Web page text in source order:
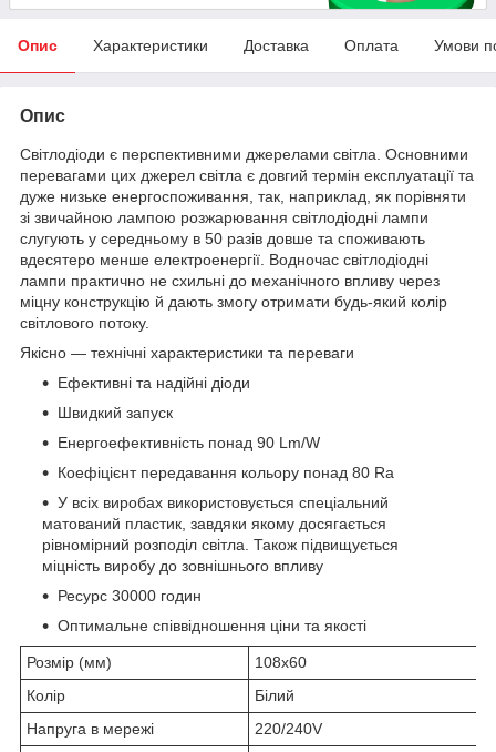
Опис Характеристики Доставка Оплата Умови
Опис
Світлодіоди є перспективними джерелами світла. Основними
перевагами цих джерел світла є довгий термін експлуатації та
дуже низьке енергоспоживання, так, наприклад, як порівняти
зі звичайною лампою розжарювання світлодіодні лампи
слугують у середньому в 50 разів довше та споживають
вдесятеро менше електроенергії. Водночас світлодіодні
лампи практично не схильні до механічного впливу через
міцну конструкцію й дають змогу отримати будь-який колір
світлового потоку.
Якісно — технічні характеристики та переваги
Ефективні та надійні діоди
Швидкий запуск
Енергоефективність понад 90 Lm/W
Коефіцієнт передавання кольору понад 80 Ra
У всіх виробах використовується спеціальний
матований пластик, завдяки якому досягається
рівномірний розподіл світла. Також підвищується
міцність виробу до зовнішнього впливу
Ресурс 30000 годин
Оптимальне співвідношення ціни та якості
Розмір (мм)
108х60
Колір
Білий
Напруга в мережі
220/240V